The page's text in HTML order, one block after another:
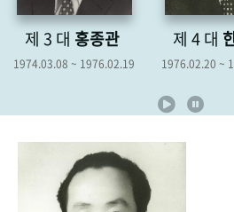
50+1주년 기념
성과 50선 숫자로 보는 50년 50 +1
세계와 함께 한 KIHASA
제 4 대한대우
1976.02.20 ~ 1978.11.07
제 5
1976.04.07